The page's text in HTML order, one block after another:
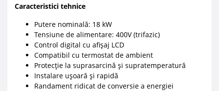
Caracteristici tehnice
Putere nominală: 18 kW
Tensiune de alimentare: 400V (trifazic)
Control digital cu afișaj LCD
Compatibil cu termostat de ambient
Protecție la suprasarcină și supratemperatură
Instalare ușoară și rapidă
Randament ridicat de conversie a energiei